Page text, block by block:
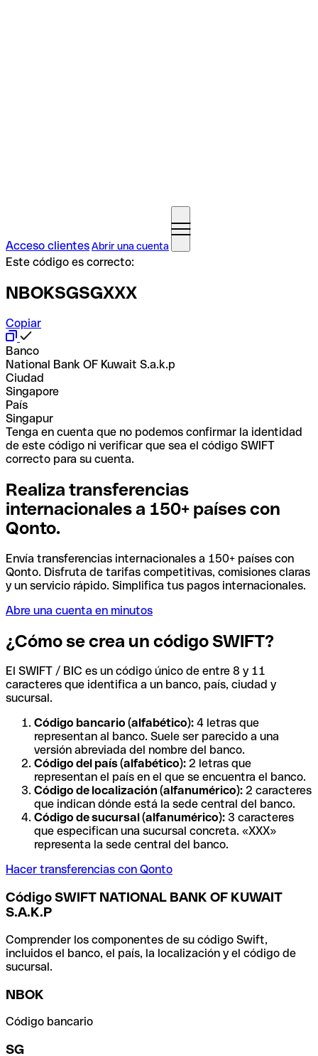
Acceso clientesAbrir una cuenta
Este código es correcto:
NBOKSGSGXXX
Copiar
Banco
National Bank OF Kuwait S.a.k.p
Ciudad
Singapore
País
Singapur
Tenga en cuenta que no podemos confirmar la identidad
de este código ni verificar que sea el código SWIFT
correcto para su cuenta.
Realiza transferencias
internacionales a 150+ países con
Qonto.
Envía transferencias internacionales a 150+ países con
Qonto. Disfruta de tarifas competitivas, comisiones claras
y un servicio rápido. Simplifica tus pagos internacionales.
Abre una cuenta en minutos
¿Cómo se crea un código SWIFT?
El SWIFT / BIC es un código único de entre 8 y 11
caracteres que identifica a un banco, país, ciudad y
sucursal.
Código bancario (alfabético): 4 letras que
representan al banco. Suele ser parecido a una
versión abreviada del nombre del banco.
Código del país (alfabético): 2 letras que
representan el país en el que se encuentra el banco.
Código de localización (alfanumérico): 2 caracteres
que indican dónde está la sede central del banco.
Código de sucursal (alfanumérico): 3 caracteres
que especifican una sucursal concreta. «XXX»
representa la sede central del banco.
Hacer transferencias con Qonto
Código SWIFT NATIONAL BANK OF KUWAIT
S.A.K.P
Comprender los componentes de su código Swift,
incluidos el banco, el país, la localización y el código de
sucursal.
NBOK
Código bancario
SG